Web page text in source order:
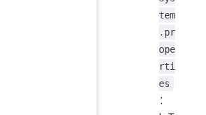
tem
.pr
ope
rti
es
：